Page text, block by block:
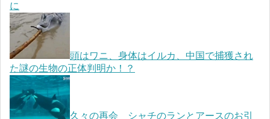
に
頭はワニ、身体はイルカ、中国で捕獲され
た謎の生物の正体判明か！？
久々の再会 シャチのランとアースのお引